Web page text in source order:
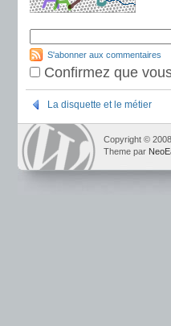
S'abonner aux commentaires
Confirmez que
La disquette et le métier
Copyright ©
Theme par